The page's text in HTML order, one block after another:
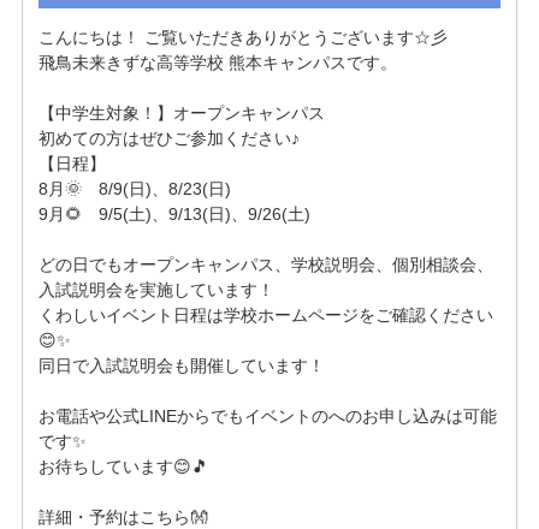
こんにちは！ ご覧いただきありがとうございます☆彡
飛鳥未来きずな高等学校 熊本キャンパスです。
【中学生対象！】オープンキャンパス
初めての方はぜひご参加ください♪
【日程】
8月🌞　8/9(日)、8/23(日)
9月🌻　9/5(土)、9/13(日)、9/26(土)
どの日でもオープンキャンパス、学校説明会、個別相談会、
入試説明会を実施しています！
くわしいイベント日程は学校ホームページをご確認ください
😊✨
同日で入試説明会も開催しています！
お電話や公式LINEからでもイベントのへのお申し込みは可能
です✨
お待ちしています😊🎵
詳細・予約はこちら👐